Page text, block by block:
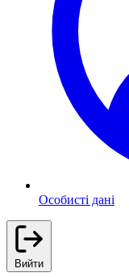
Особисті дані
Вийти